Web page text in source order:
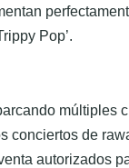
Pop’.
múltiples
conciertos de
autorizados